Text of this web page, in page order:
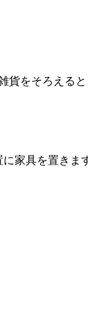
貨をそろえる
家具を置きま